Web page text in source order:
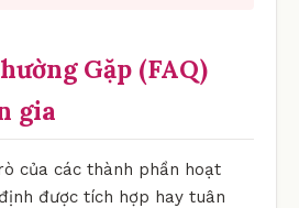
Gặp (FAQ)
gia
của các thành phần hoạt
được tích hợp hay tuân